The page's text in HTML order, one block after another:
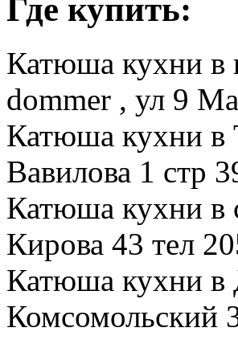
Где купить:
Катюша кухни в
dommer , ул 9
Катюша кухни в
Вавилова 1 стр
Катюша кухни в
Кирова 43 тел
Катюша кухни
Комсомольский